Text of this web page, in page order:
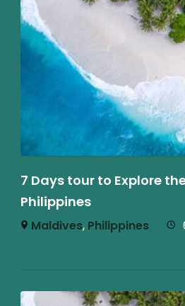
7 Days tour to Explore
Philippines
Maldives, Philippines